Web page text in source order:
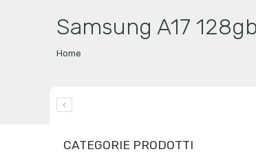
Samsung A17
Home
CATEGORIE PRODOTTI